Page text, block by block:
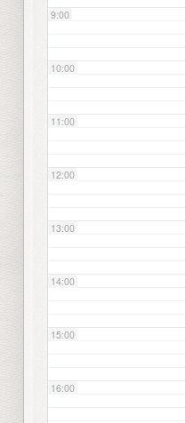
9:00
10:00
11:00
12:00
13:00
14:00
15:00
16:00